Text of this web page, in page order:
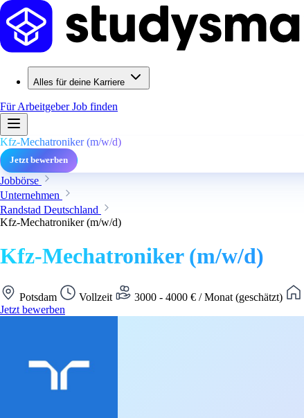
Alles für deine Karriere
Für ArbeitgeberJob finden
Kfz-Mechatroniker (m/w/d)
Jetzt bewerben
Jobbörse
Unternehmen
Randstad Deutschland
Kfz-Mechatroniker (m/w/d)
Kfz-Mechatroniker (m/w/d)
Potsdam Vollzeit 3000 - 4000 € / Monat (geschätzt)
Jetzt bewerben